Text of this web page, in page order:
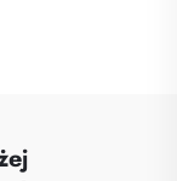
do siłowni dla
duffel